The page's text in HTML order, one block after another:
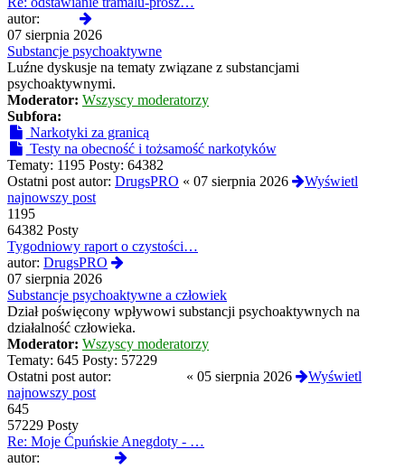
autor:
najnowszy
post
07 sierpnia 2026
Substancje psychoaktywne
Luźne dyskusje na tematy związane z substancjami
psychoaktywnymi.
Moderator: Wszyscy moderatorzy
Subfora:
Narkotyki za granicą
Testy na obecność i tożsamość narkotyków
Tematy: 1195 Posty: 64382
Ostatni post autor: DrugsPRO « 07 sierpnia 2026
Wyświetl
najnowszy post
1195
64382 Posty
Tygodniowy raport o czystości…
autor: DrugsPRO
post
07 sierpnia 2026
Substancje psychoaktywne a człowiek
Dział poświęcony wpływowi substancji psychoaktywnych na
działalność człowieka.
Moderator: Wszyscy moderatorzy
Tematy: 645 Posty: 57229
Ostatni post autor:
« 05 sierpnia 2026
Wyświetl
najnowszy post
645
57229 Posty
Re: Moje Ćpuńskie Anegdoty - …
autor: